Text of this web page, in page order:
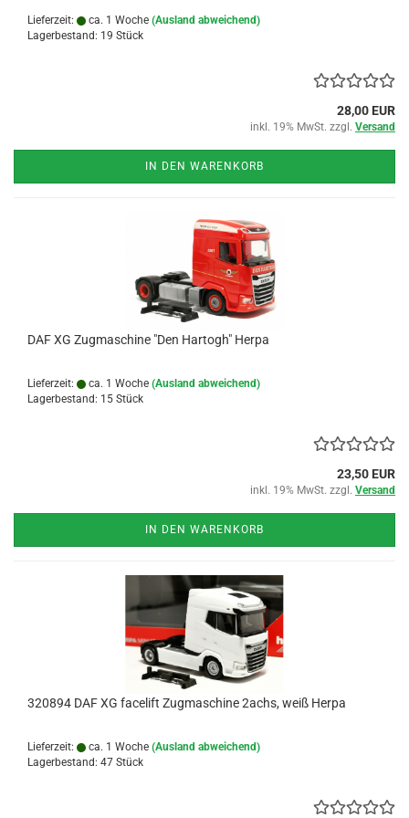
Lieferzeit: ca. 1 Woche (Ausland abweichend)
Lagerbestand: 19 Stück
28,00 EUR
inkl. 19% MwSt. zzgl. Versand
IN DEN WARENKORB
DAF XG Zugmaschine "Den Hartogh" Herpa
Lieferzeit: ca. 1 Woche (Ausland abweichend)
Lagerbestand: 15 Stück
23,50 EUR
inkl. 19% MwSt. zzgl. Versand
IN DEN WARENKORB
320894 DAF XG facelift Zugmaschine 2achs, weiß Herpa
Lieferzeit: ca. 1 Woche (Ausland abweichend)
Lagerbestand: 47 Stück